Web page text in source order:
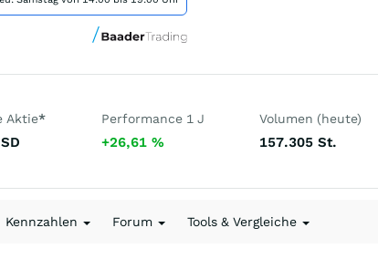
Aktie* Performance 1 J
+26,61 %
Volumen (heute)
157.305 St.
Kennzahlen Forum Tools & Vergleiche